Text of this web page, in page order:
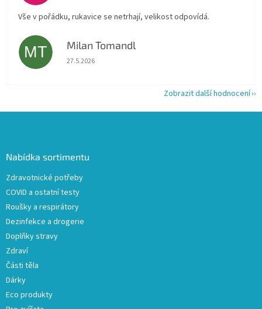
Vše v pořádku, rukavice se netrhají, velikost odpovídá.
MT Milan Tomandl
Hodnocení obchodu je 5 z 5 hvězdiček.
27.5.2026
Zobrazit další hodnocení
Nabídka sortimentu
Zdravotnické potřeby
COVID a ostatní testy
Roušky a respirátory
Dezinfekce a drogerie
Doplňky stravy
Zdraví
Části těla
Dárky
Eco produkty